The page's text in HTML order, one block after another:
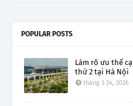
POPULAR POSTS
Làm rõ ưu thế
thứ 2 tại Hà Nội
tháng 3 24, 2026